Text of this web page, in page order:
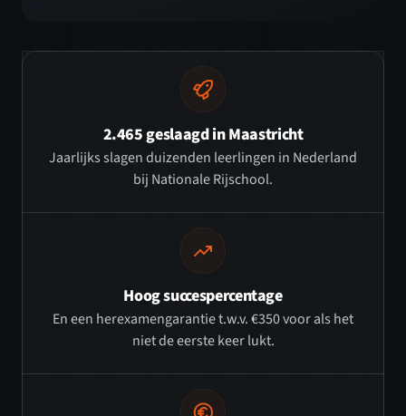
2.465 geslaagd in Maastricht
Jaarlijks slagen duizenden leerlingen in Nederland
bij Nationale Rijschool.
Hoog succespercentage
En een herexamengarantie t.w.v. €350 voor als het
niet de eerste keer lukt.